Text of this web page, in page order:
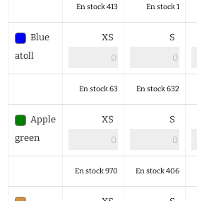
En stock 413 En stock 1
Blue
atoll
XS S
En stock 63 En stock 632
Apple
green
XS S
En stock 970 En stock 406